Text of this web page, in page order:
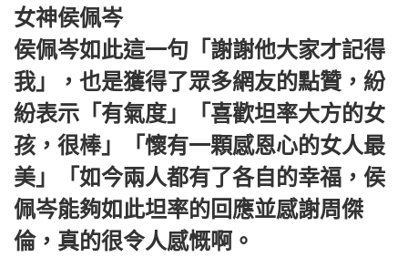
女神侯佩岑
侯佩岑如此這一句「謝謝他大家才記得
我」，也是獲得了眾多網友的點贊，紛
紛表示「有氣度」「喜歡坦率大方的女
孩，很棒」「懷有一顆感恩心的女人最
美」「如今兩人都有了各自的幸福，侯
佩岑能夠如此坦率的回應並感謝周傑
倫，真的很令人感慨啊。